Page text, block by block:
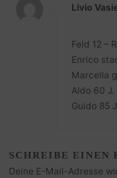
Livio
Feld 12 –
Enrico
Marcella
Aldo 60 J.
Guido 85
SCHREIBE EINEN
Deine E-Mail-Adresse